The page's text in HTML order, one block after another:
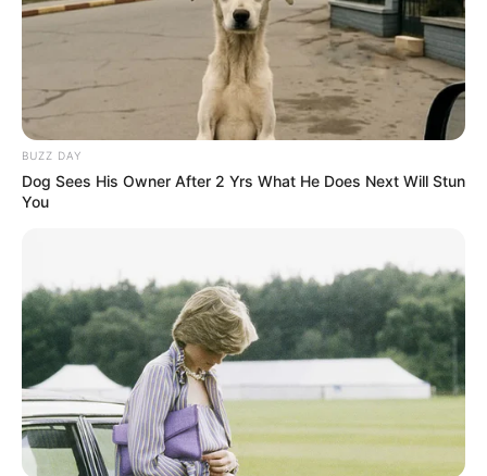
BUZZ DAY
Dog Sees His Owner After 2 Yrs What He Does Next Will Stun
You